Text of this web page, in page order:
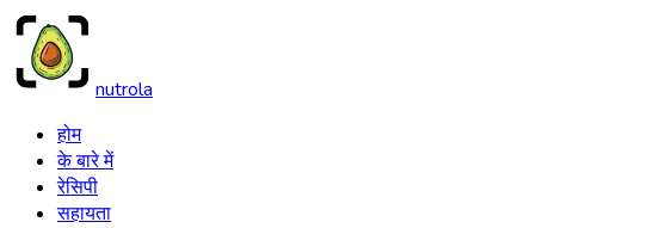
nutrola
होम
के बारे में
रेसिपी
सहायता